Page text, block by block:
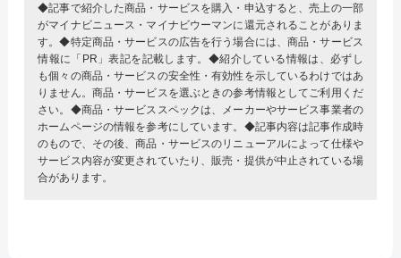
◆記事で紹介した商品・サービスを購入・申込すると、売上の一部
がマイナビニュース・マイナビウーマンに還元されることがありま
す。◆特定商品・サービスの広告を行う場合には、商品・サービス
情報に「PR」表記を記載します。◆紹介している情報は、必ずし
も個々の商品・サービスの安全性・有効性を示しているわけではあ
りません。商品・サービスを選ぶときの参考情報としてご利用くだ
さい。◆商品・サービススペックは、メーカーやサービス事業者の
ホームページの情報を参考にしています。◆記事内容は記事作成時
のもので、その後、商品・サービスのリニューアルによって仕様や
サービス内容が変更されていたり、販売・提供が中止されている場
合があります。